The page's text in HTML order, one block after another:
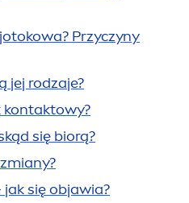
Przyczyny
jej rodzaje?
kontaktowy?
się biorą?
się objawia?